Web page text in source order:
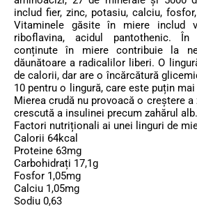
includ fier, zinc, potasiu, calciu,
Vitaminele găsite în miere includ
riboflavina, acidul pantothenic. În
conținute în miere contribuie la
dăunătoare a radicalilor liberi. O
de calorii, dar are o încărcătură
10 pentru o lingură, care este puțin
Mierea crudă nu provoacă o creștere
crescută a insulinei precum zahărul alb.
Factori nutriționali ai unei linguri de
Calorii 64kcal
Proteine 63mg
Carbohidrați 17,1g
Fosfor 1,05mg
Calciu 1,05mg
Sodiu 0,63